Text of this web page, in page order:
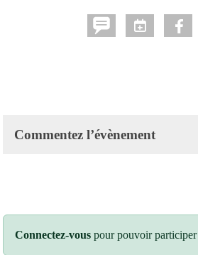
Commentez l’évènement
Connectez-vous pour pouvoir